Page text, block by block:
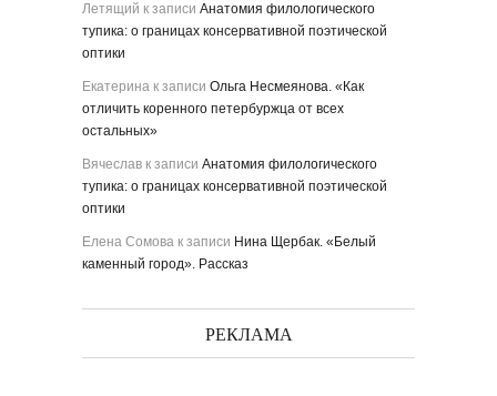
Летящий к записи Анатомия филологического
тупика: о границах консервативной поэтической
оптики
Екатерина к записи Ольга Несмеянова. «Как
отличить коренного петербуржца от всех
остальных»
Вячеслав к записи Анатомия филологического
тупика: о границах консервативной поэтической
оптики
Елена Сомова к записи Нина Щербак. «Белый
каменный город». Рассказ
РЕКЛАМА